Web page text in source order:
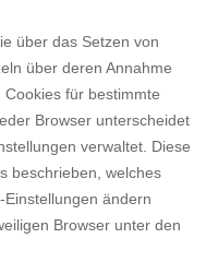
über das Setzen von
über deren Annahme
für bestimmte
Browser unterscheidet
verwaltet. Diese
beschrieben, welches
ändern
Browser unter den